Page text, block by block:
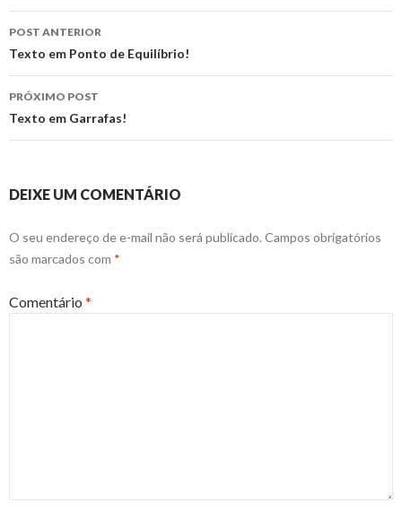
Navegação
de
posts
POST ANTERIOR
Texto em Ponto de Equilíbrio!
PRÓXIMO POST
Texto em Garrafas!
DEIXE UM COMENTÁRIO
O seu endereço de e-mail não será publicado. Campos obrigatórios
são marcados com *
Comentário *